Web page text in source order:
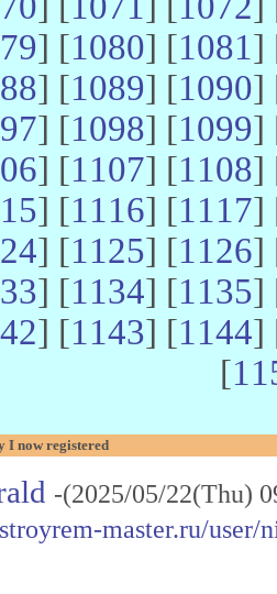
] [1080] [1081]
] [1089] [1090]
] [1098] [1099]
] [1107] [1108]
] [1116] [1117]
] [1125] [1126]
] [1134] [1135]
] [1143] [1144]
[
I now registered
-(2025/05/22(Thu)
master.ru/user/